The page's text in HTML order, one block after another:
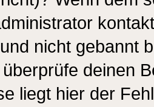
nicht gebannt
deinen
liegt hier der